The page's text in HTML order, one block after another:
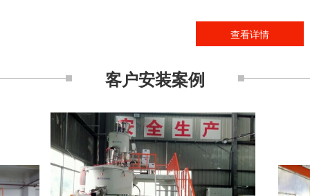
查看详情
客户安装案例